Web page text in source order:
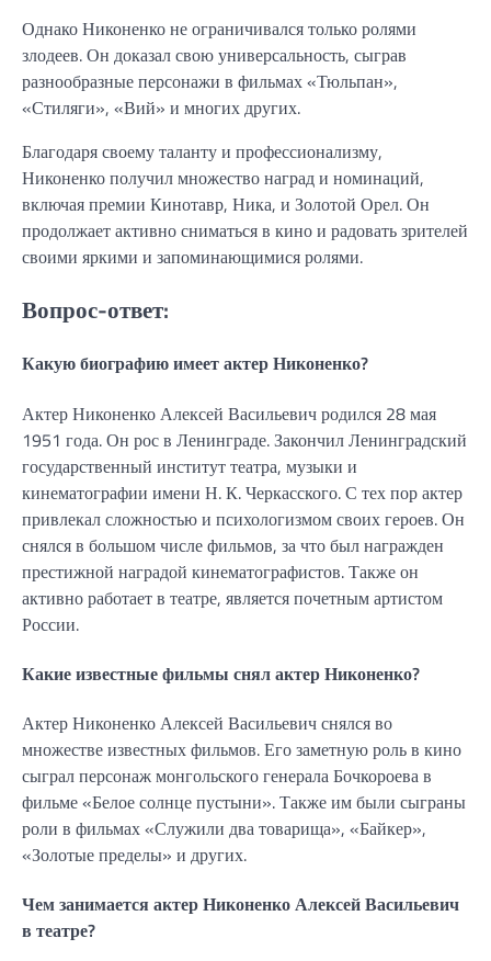
Однако Никоненко не ограничивался только ролями
злодеев. Он доказал свою универсальность, сыграв
разнообразные персонажи в фильмах «Тюльпан»,
«Стиляги», «Вий» и многих других.
Благодаря своему таланту и профессионализму,
Никоненко получил множество наград и номинаций,
включая премии Кинотавр, Ника, и Золотой Орел. Он
продолжает активно сниматься в кино и радовать зрителей
своими яркими и запоминающимися ролями.
Вопрос-ответ:
Какую биографию имеет актер Никоненко?
Актер Никоненко Алексей Васильевич родился 28 мая
1951 года. Он рос в Ленинграде. Закончил Ленинградский
государственный институт театра, музыки и
кинематографии имени Н. К. Черкасского. С тех пор актер
привлекал сложностью и психологизмом своих героев. Он
снялся в большом числе фильмов, за что был награжден
престижной наградой кинематографистов. Также он
активно работает в театре, является почетным артистом
России.
Какие известные фильмы снял актер Никоненко?
Актер Никоненко Алексей Васильевич снялся во
множестве известных фильмов. Его заметную роль в кино
сыграл персонаж монгольского генерала Бочкороева в
фильме «Белое солнце пустыни». Также им были сыграны
роли в фильмах «Служили два товарища», «Байкер»,
«Золотые пределы» и других.
Чем занимается актер Никоненко Алексей Васильевич
в театре?